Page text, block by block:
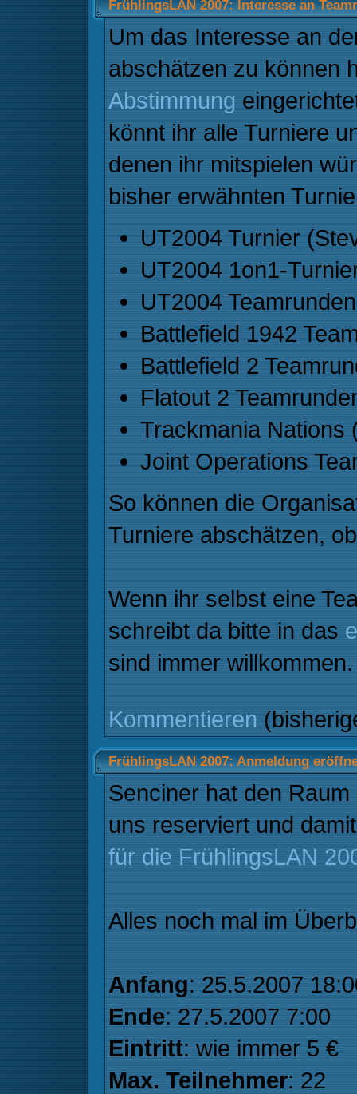
FrühlingsLAN 2007: Interesse an
Um das Interesse an
abschätzen zu können
Abstimmung
könnt ihr alle Turniere
denen ihr mitspielen
bisher erwähnten
UT2004 Turnier
UT2004 1on1-
UT2004
Battlefield 1942
Battlefield 2
Flatout 2
Trackmania Nations
Joint Operations
So können die
Turniere abschätzen,
Wenn ihr selbst eine
schreibt da bitte in das
sind immer
Kommentieren
FrühlingsLAN 2007: Anmeldung
Senciner hat den
uns reserviert und
für die FrühlingsLAN
Alles noch mal im
Anfang: 25.5.2007
Ende: 27.5.2007 7:00
Eintritt: wie immer 5 €
Max. Teilnehmer: 22